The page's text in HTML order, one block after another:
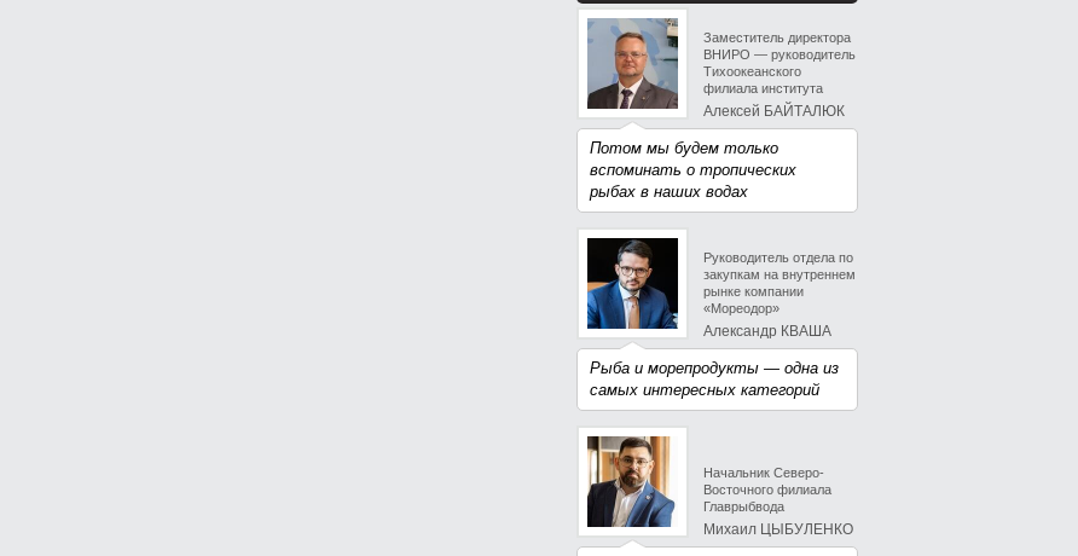
Заместитель директора
ВНИРО — руководитель
Тихоокеанского
филиала института
Алексей БАЙТАЛЮК
Потом мы будем только
вспоминать о тропических
рыбах в наших водах
Руководитель отдела по
закупкам на внутреннем
рынке компании
«Мореодор»
Александр КВАША
Рыба и морепродукты — одна из
самых интересных категорий
Начальник Северо-
Восточного филиала
Главрыбвода
Михаил ЦЫБУЛЕНКО